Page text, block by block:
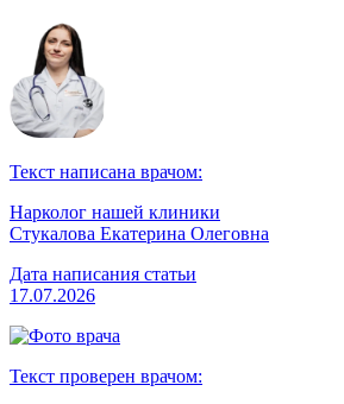
Текст написана врачом:
Нарколог нашей клиники
Стукалова Екатерина Олеговна
Дата написания статьи
17.07.2026
Текст проверен врачом: